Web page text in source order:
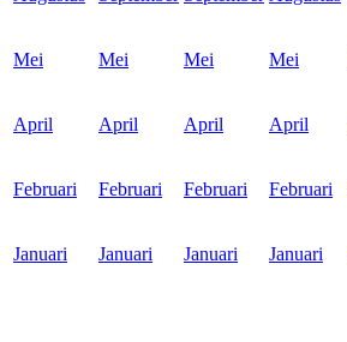
Mei Mei Mei Mei
April April April April
Februari Februari Februari Februari
Januari Januari Januari Januari